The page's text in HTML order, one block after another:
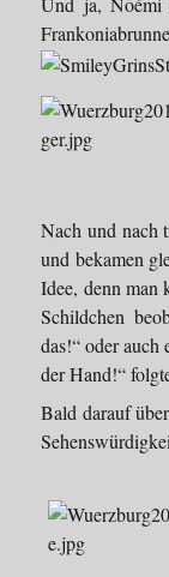
Nach und nach
und bekamen
Idee, denn man
Schildchen
das!“ oder
der Hand!“
Bald darauf